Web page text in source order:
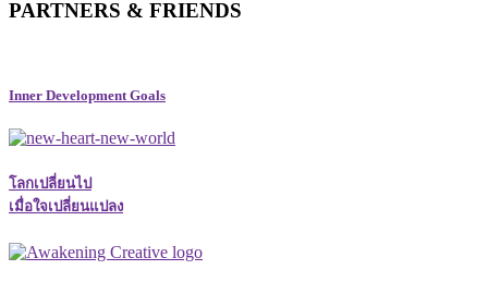
PARTNERS & FRIENDS
Inner Development Goals
โลกเปลี่ยนไป
เมื่อใจเปลี่ยนแปลง